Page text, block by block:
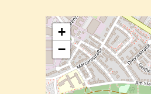
+
−